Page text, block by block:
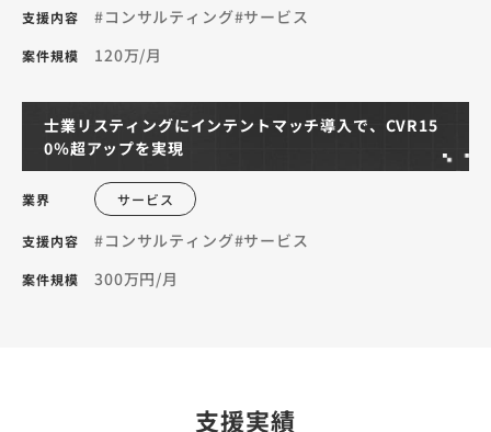
支援内容 #コンサルティング#サービス
案件規模 120万/月
士業リスティングにインテントマッチ導入で、CVR15
0％超アップを実現
業界 サービス
支援内容 #コンサルティング#サービス
案件規模 300万円/月
支援実績